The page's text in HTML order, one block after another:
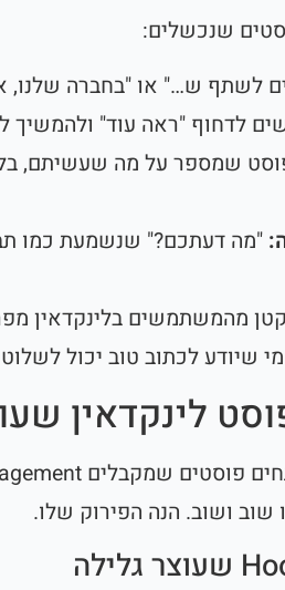
שנכשלים:
לשתף ש…" או "בחברה שלנו,
לדחוף "ראה עוד" ולהמשיך
שמספר על מה שעשיתם,
"מה דעתכם?" שנשמעת כמו
מהמשתמשים בלינקדאין
שיודע לכתוב טוב יכול לשלוט
לינקדאין
ושוב. הנה הפירוק שלו.